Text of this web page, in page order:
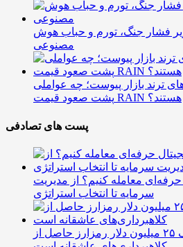
فشار جنگ، تورم و حباب هوش
مصنوعی
ترند بازار پیوست؛ چه عواملی
پشت صعود قیمت RAIN هستند؟
پست های تصادفی
حرفه‌ای معامله کنیم؟ از مدیریت
سرمایه تا انتخاب استراتژی
آمریکا در پی توقیف ۲۵ میلیون دلار رمزارز حاصل از